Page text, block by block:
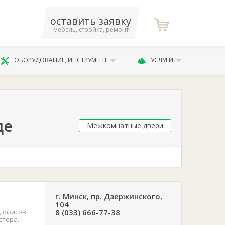
оставить заявку
мебель, стройка, ремонт
ОБОРУДОВАНИЕ, ИНСТРУМЕНТ УСЛУГИ
Межкомнатные двери
офисов,
г. Минск, пр. Дзержинского,
104
8 (033) 666-77-38